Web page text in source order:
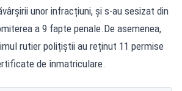
unor infracțiuni, și s-au sesizat din
a 9 fapte penale.De asemenea,
rutier polițiștii au reținut 11 permise
de înmatriculare.